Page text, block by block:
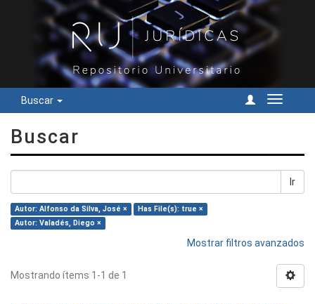
Buscar
Cambiar
Buscar
Ir
Autor: Alfonso da Silva, José ×
Has File(s): true ×
Autor: Valadés, Diego ×
Mostrar filtros avanzados
Mostrando ítems 1-1 de 1